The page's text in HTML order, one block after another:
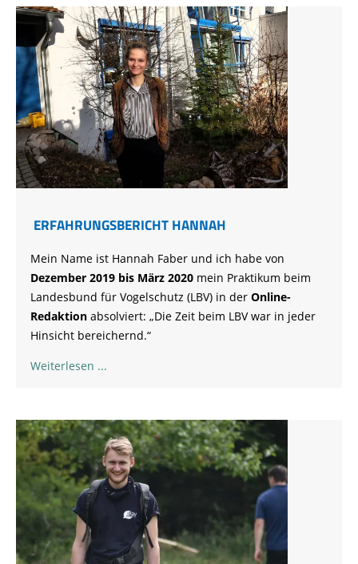
ERFAHRUNGSBERICHT HANNAH
Mein Name ist Hannah Faber und ich habe von
Dezember 2019 bis März 2020 mein Praktikum beim
Landesbund für Vogelschutz (LBV) in der Online-
Redaktion absolviert: „Die Zeit beim LBV war in jeder
Hinsicht bereichernd.“
Weiterlesen